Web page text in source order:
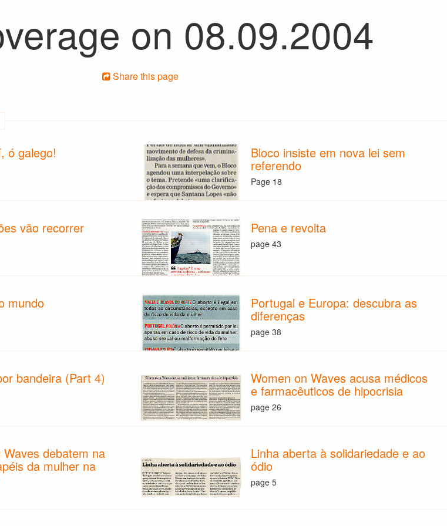
on 08.09.2004
Share this page
ó galego! Bloco insiste em nova lei sem
referendo
Page 18
vão recorrer Pena e revolta
page 43
mundo Portugal e Europa: descubra as
diferenças
page 38
bandeira (Part 4) Women on Waves acusa médicos
e farmacêuticos de hipocrisia
page 26
debatem na
da mulher na
Linha aberta à solidariedade e ao
ódio
page 5